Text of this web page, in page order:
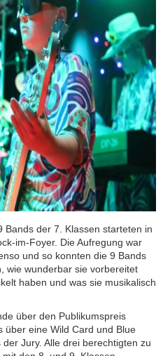
Bands der 7. Klassen starteten in
im-Foyer. Die Aufregung war
und so konnten die 9 Bands
wie wunderbar sie vorbereitet
haben und was sie musikalisch
über den Publikumspreis
über eine Wild Card und Blue
Jury. Alle drei berechtigten zu